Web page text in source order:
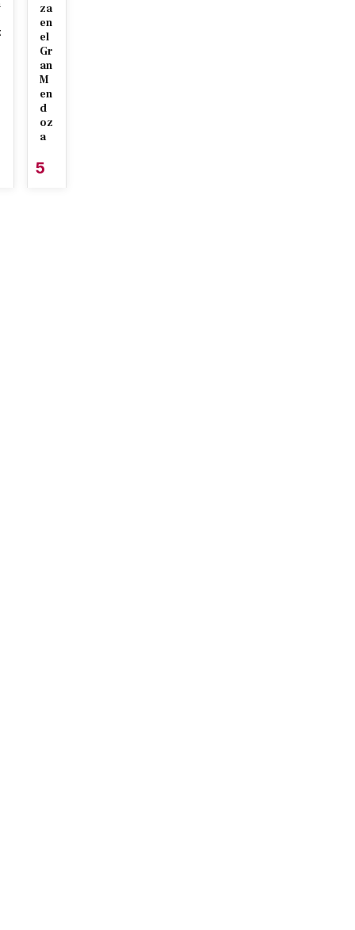
za
en
el
Gr
an
M
en
d
oz
a
5